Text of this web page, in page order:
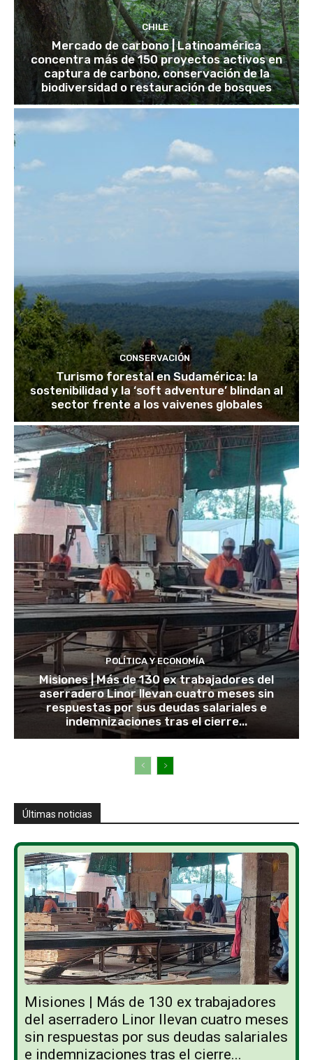
CHILE
Mercado de carbono | Latinoamérica
concentra más de 150 proyectos activos en
captura de carbono, conservación de la
biodiversidad o restauración de bosques
CONSERVACIÓN
Turismo forestal en Sudamérica: la
sostenibilidad y la ‘soft adventure’ blindan al
sector frente a los vaivenes globales
POLÍTICA Y ECONOMÍA
Misiones | Más de 130 ex trabajadores del
aserradero Linor llevan cuatro meses sin
respuestas por sus deudas salariales e
indemnizaciones tras el cierre...
Últimas noticias
Misiones | Más de 130 ex trabajadores
del aserradero Linor llevan cuatro meses
sin respuestas por sus deudas salariales
e indemnizaciones tras el cierre...